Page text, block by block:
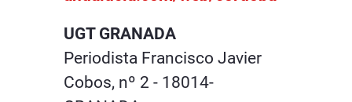
UGT GRANADA
Periodista Francisco Javier
Cobos, nº 2 - 18014-